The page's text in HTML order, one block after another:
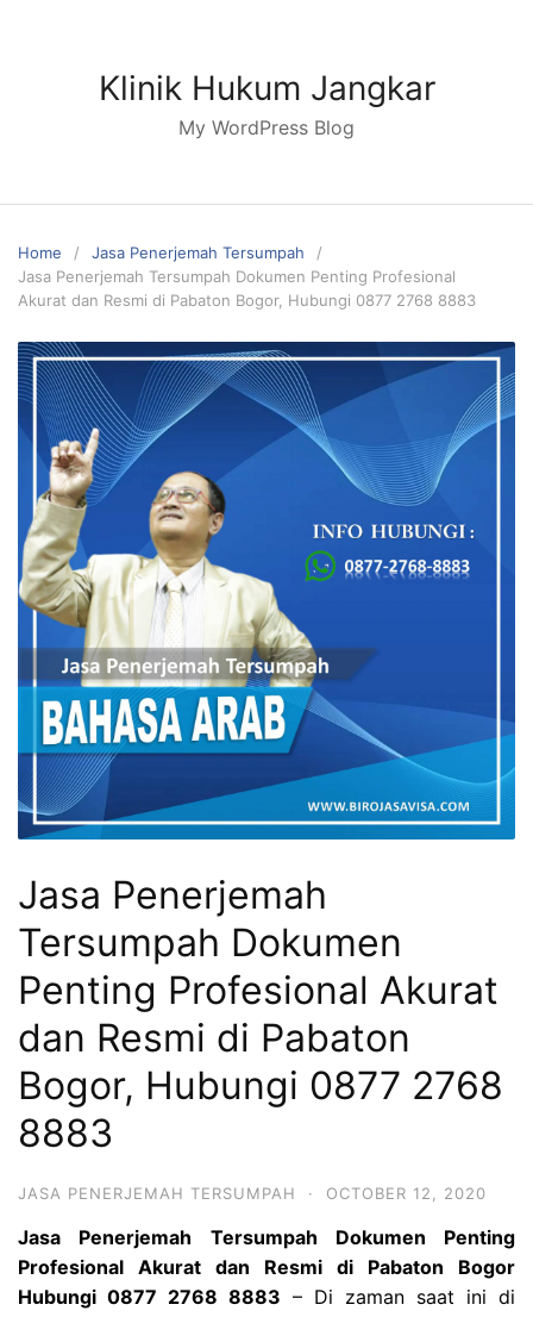
Klinik Hukum Jangkar
My WordPress Blog
Home
Jasa Penerjemah Tersumpah
Jasa Penerjemah Tersumpah Dokumen Penting Profesional
Akurat dan Resmi di Pabaton Bogor, Hubungi 0877 2768 8883
Jasa Penerjemah
Tersumpah Dokumen
Penting Profesional Akurat
dan Resmi di Pabaton
Bogor, Hubungi 0877 2768
8883
JASA PENERJEMAH TERSUMPAH · OCTOBER 12, 2020
Jasa Penerjemah Tersumpah Dokumen Penting
Profesional Akurat dan Resmi di Pabaton Bogor
Hubungi 0877 2768 8883 – Di zaman saat ini di